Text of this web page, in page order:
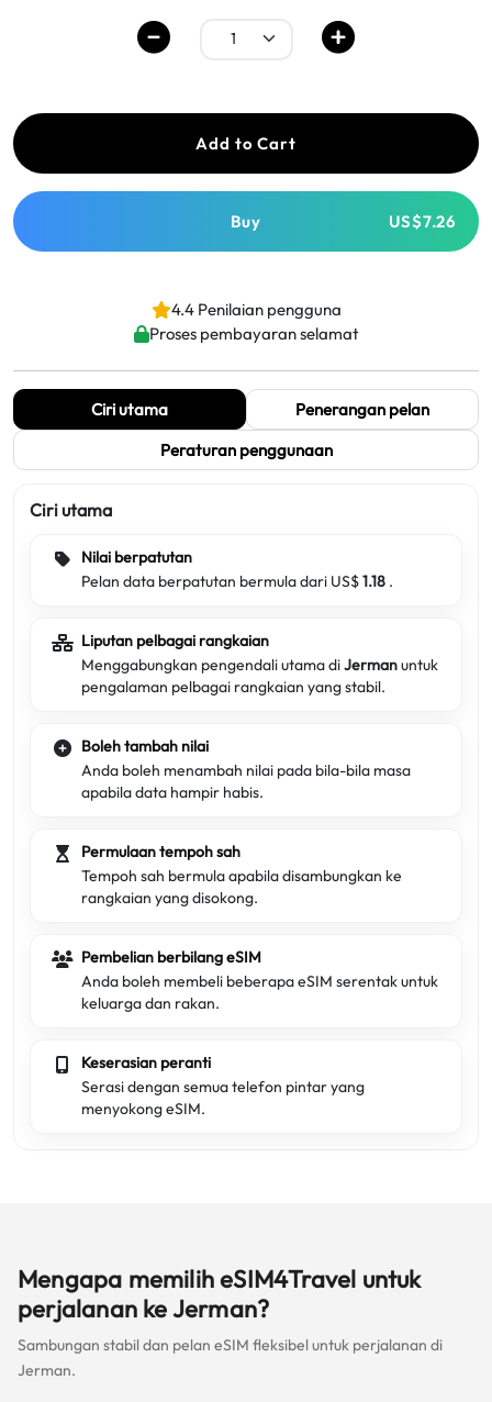
Add to Cart
Buy US$7.26
4.4 Penilaian pengguna
Proses pembayaran selamat
Ciri utama
Penerangan pelan
Peraturan penggunaan
Ciri utama
Nilai berpatutan
Pelan data berpatutan bermula dari US$1.18 .
Liputan pelbagai rangkaian
Menggabungkan pengendali utama diJermanuntuk
pengalaman pelbagai rangkaian yang stabil.
Boleh tambah nilai
Anda boleh menambah nilai pada bila-bila masa
apabila data hampir habis.
Permulaan tempoh sah
Tempoh sah bermula apabila disambungkan ke
rangkaian yang disokong.
Pembelian berbilang eSIM
Anda boleh membeli beberapa eSIM serentak untuk
keluarga dan rakan.
Keserasian peranti
Serasi dengan semua telefon pintar yang
menyokong eSIM.
Mengapa memilih eSIM4Travel untuk
perjalanan ke Jerman?
Sambungan stabil dan pelan eSIM fleksibel untuk perjalanan di
Jerman.